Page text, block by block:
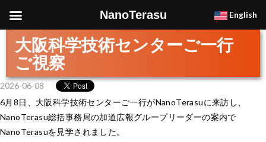
大阪科学技術センターご一行
ご視察
2026-06-08
6月8日、大阪科学技術センターご一行がNanoTerasuに来訪し、
NanoTerasu総括事務局の加道広報グループリーダーの案内で
NanoTerasuを見学されました。
NanoTerasu English